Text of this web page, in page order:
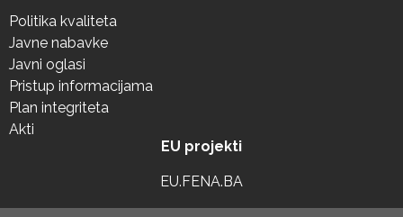
Politika kvaliteta
Javne nabavke
Javni oglasi
Pristup informacijama
Plan integriteta
Akti
EU projekti
EU.FENA.BA